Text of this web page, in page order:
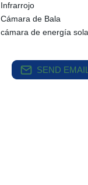
Infrarrojo
Cámara de Bala
cámara de energía
SEND